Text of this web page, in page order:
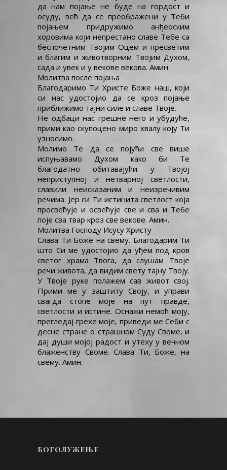
да нам појање не буде на гордост и
осуду, већ да се преображени у Теби
појањем придружимо анђеоским
хоровима који непрестано славе Тебе са
беспочетним Твојим Оцем и пресветим
и благим и животворним Твојим Духом,
сада и увек и у векове векова. Амин.
Молитва после појања
Благодаримо Ти Христе Боже наш, који
си нас удостојио да се кроз појање
приближимо тајни силе и славе Твоје.
Не одбаци нас грешне него и убудуће,
прими као скупоцено миро хвалу коју Ти
узносимо.
Молимо Те да се појући све више
испуњавамо Духом како би Те
благодатно обитавајући у Твојој
неприступној и нетварној светлости,
славили неисказаним и неизречивим
речима. Јер си Ти истинита светлост која
просвећује и освећује све и сва и Тебе
поје сва твар кроз све векове. Амин.
Молитва Господу Исусу Христу
Слава Ти Боже на свему. Благодарим Ти
што Си ме удостојио да уђем под кров
светог храма Твога, да слушам Твоје
речи живота, да видим свету тајну Твоју.
У Твоје руке полажем сав живот свој.
Прими ме у заштиту Своју, и управи
свагда стопе моје на пут правде,
светлости и истине. Оснажи немоћ моју,
прегледај грехе моје, приведи ме Себи с
десне стране о страшном Суду Своме, и
дај души мојој радост и утеху у вечном
блаженству Своме. Слава Ти, Боже, на
свему. Амин.
БОГОЛУЖЕЊЕ